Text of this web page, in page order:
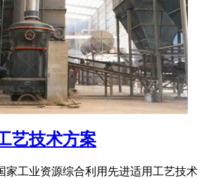
艺技术方案
家工业资源综合利用先进适用工艺技术